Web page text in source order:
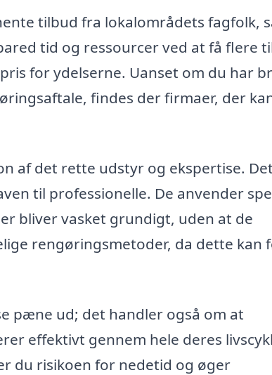
tilbud fra lokalområdets fagfolk,
tid og ressourcer ved at få flere
for ydelserne. Uanset om du har
findes der firmaer, der
af det rette udstyr og ekspertise.
til professionelle. De anvender
bliver vasket grundigt, uden at de
rengøringsmetoder, da dette kan
pæne ud; det handler også om at
effektivt gennem hele deres
du risikoen for nedetid og øger